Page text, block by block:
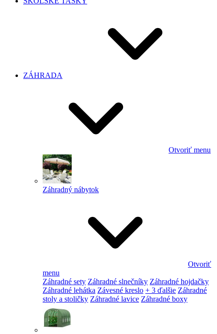
ZÁHRADA
Otvoriť menu
Záhradný nábytok
Otvoriť
menu
Záhradné sety Záhradné slnečníky Záhradné hojdačky
Záhradné lehátka Závesné kreslo + 3 ďalšie Záhradné
stoly a stoličky Záhradné lavice Záhradné boxy